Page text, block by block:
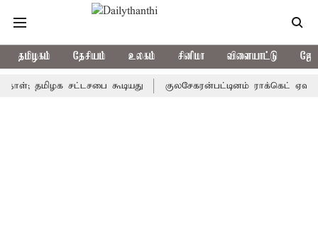
தமிழகம் தேசியம் உலகம் சினிமா விளையாட்டு
சட்டசபை கூடியது குலசேகரன்பட்டினம் ராக்கெட் ஏவுதளம்